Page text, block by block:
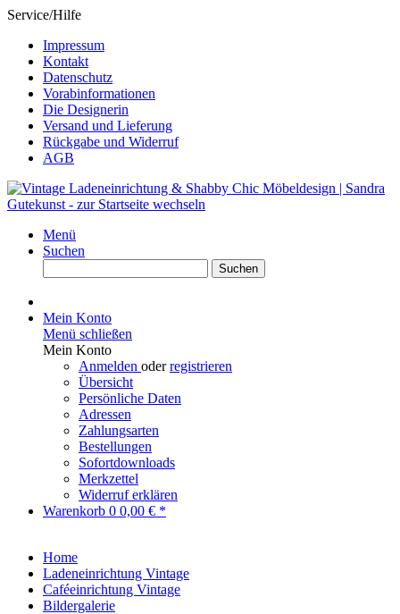
Service/Hilfe
Impressum
Kontakt
Datenschutz
Vorabinformationen
Die Designerin
Versand und Lieferung
Rückgabe und Widerruf
AGB
Menü
Suchen
Suchen
Mein Konto
Menü schließen
Mein Konto
Anmelden oderregistrieren
Übersicht
Persönliche Daten
Adressen
Zahlungsarten
Bestellungen
Sofortdownloads
Merkzettel
Widerruf erklären
Warenkorb 0 0,00 € *
Home
Ladeneinrichtung Vintage
Caféeinrichtung Vintage
Bildergalerie